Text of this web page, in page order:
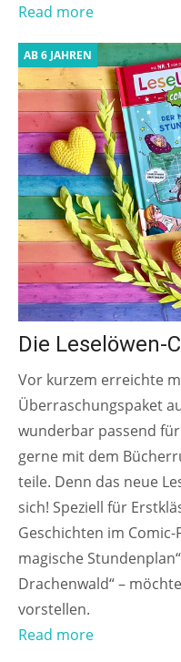
Read more
AB 6 JAHREN
Die Leselöwen-
Vor kurzem erreichte
Überraschungspaket
wunderbar passend
gerne mit dem
teile. Denn das neue
sich! Speziell für
Geschichten im Comic-
magische
Drachenwald“ –
vorstellen.
Read more